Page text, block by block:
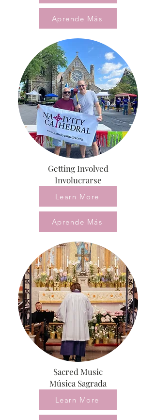
Aprende Más
Getting Involved
Involucrarse
Learn More
Aprende Más
Sacred Music
Música Sagrada
Learn More